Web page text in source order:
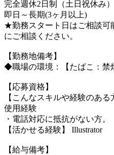
完全週休2日制（土日祝休み）
即日～長期(3ヶ月以上)
★勤務スタート日はご相談可
にご相談ください。
【勤務地備考】
◆職場の環境：【たばこ：禁
【応募資格】
【こんなスキルや経験のあ
使用経験
・電話対応に抵抗がない方。
【活かせる経験】 Illustrator
【給与備考】